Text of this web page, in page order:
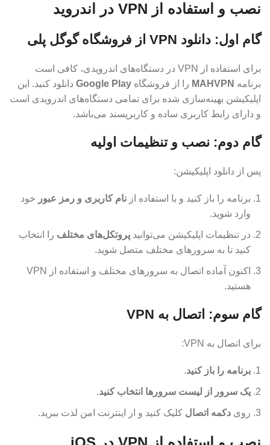
نصب و استفاده از VPN در اندروید
گام اول: دانلود VPN از فروشگاه گوگل پلی
برای استفاده از VPN در دستگاه‌های اندرویدی، کافی است
برنامه MAHVPN را از فروشگاه Google Play دانلود کنید. این
اپلیکیشن بهینه‌سازی شده برای تمامی دستگاه‌های اندرویدی است
و دارای رابط کاربری ساده و کاربرپسند می‌باشد.
گام دوم: نصب و تنظیمات اولیه
پس از دانلود اپلیکیشن:
برنامه را باز کنید و با استفاده از نام کاربری و رمز عبور خود
وارد شوید.
در تنظیمات اپلیکیشن می‌توانید پروتکل‌های مختلف را انتخاب
کنید تا به سرورهای مختلف متصل شوید.
اکنون آماده اتصال به سرورهای مختلف و استفاده از VPN
هستید.
گام سوم: اتصال به VPN
برای اتصال به VPN:
برنامه را باز کنید.
یک سرور از لیست سرورها انتخاب کنید.
روی دکمه اتصال کلیک کنید و از اینترنت امن لذت ببرید.